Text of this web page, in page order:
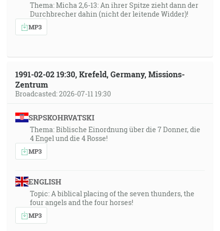
Thema: Micha 2,6-13: An ihrer Spitze zieht dann der
Durchbrecher dahin (nicht der leitende Widder)!
MP3
1991-02-02 19:30, Krefeld, Germany, Missions-
Zentrum
Broadcasted: 2026-07-11 19:30
SRPSKOHRVATSKI
Thema: Biblische Einordnung über die 7 Donner, die
4 Engel und die 4 Rosse!
MP3
ENGLISH
Topic: A biblical placing of the seven thunders, the
four angels and the four horses!
MP3